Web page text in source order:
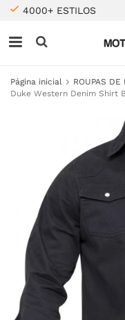
4000+ ESTILOS
Página inicial ROUPAS DE
Duke Western Denim Shirt